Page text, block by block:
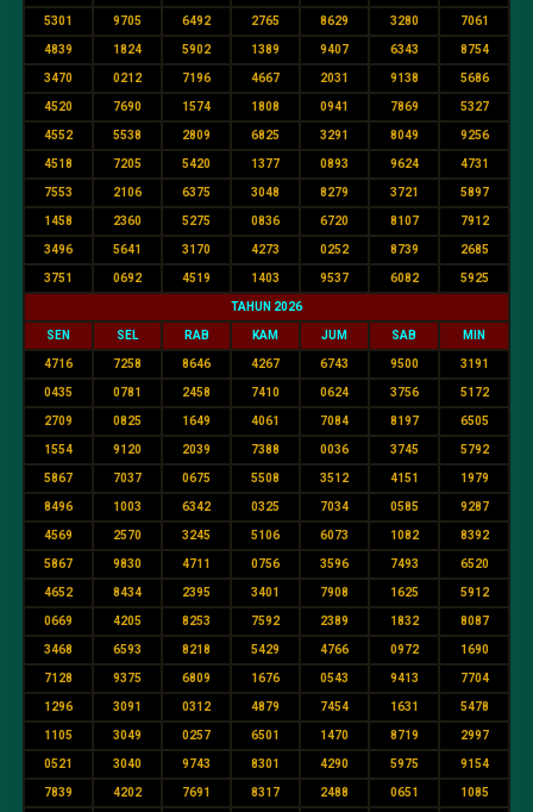
5301 9705 6492 2765 8629 3280 7061
4839 1824 5902 1389 9407 6343 8754
3470 0212 7196 4667 2031 9138 5686
4520 7690 1574 1808 0941 7869 5327
4552 5538 2809 6825 3291 8049 9256
4518 7205 5420 1377 0893 9624 4731
7553 2106 6375 3048 8279 3721 5897
1458 2360 5275 0836 6720 8107 7912
3496 5641 3170 4273 0252 8739 2685
3751 0692 4519 1403 9537 6082 5925
TAHUN 2026
SEN SEL RAB KAM JUM SAB MIN
4716 7258 8646 4267 6743 9500 3191
0435 0781 2458 7410 0624 3756 5172
2709 0825 1649 4061 7084 8197 6505
1554 9120 2039 7388 0036 3745 5792
5867 7037 0675 5508 3512 4151 1979
8496 1003 6342 0325 7034 0585 9287
4569 2570 3245 5106 6073 1082 8392
5867 9830 4711 0756 3596 7493 6520
4652 8434 2395 3401 7908 1625 5912
0669 4205 8253 7592 2389 1832 8087
3468 6593 8218 5429 4766 0972 1690
7128 9375 6809 1676 0543 9413 7704
1296 3091 0312 4879 7454 1631 5478
1105 3049 0257 6501 1470 8719 2997
0521 3040 9743 8301 4290 5975 9154
7839 4202 7691 8317 2488 0651 1085